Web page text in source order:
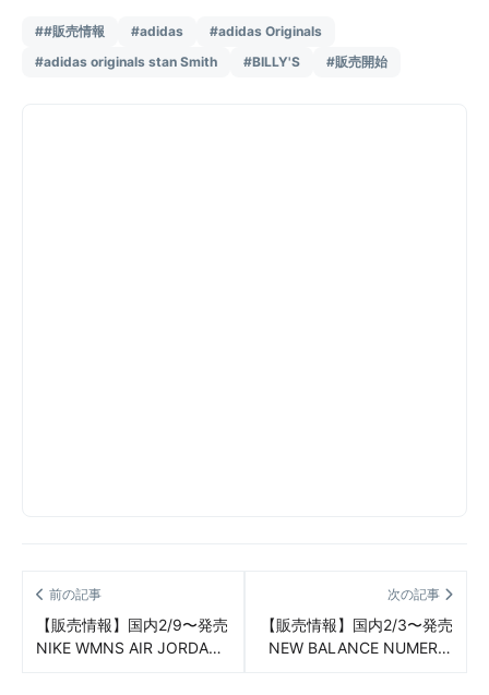
##販売情報 #adidas
#adidas Originals
#adidas originals stan Smith
#BILLY'S #販売開始
前の記事
【販売情報】国内2/9〜発売
NIKE WMNS AIR JORDAN
次の記事
【販売情報】国内2/3〜発売
NEW BALANCE NUMERIC